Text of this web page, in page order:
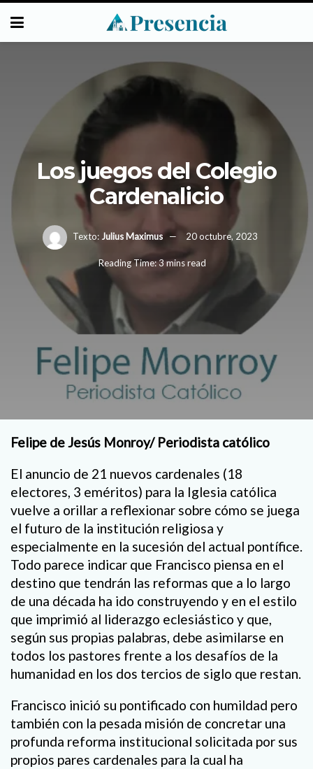
Los juegos del Colegio
Cardenalicio
Texto: Julius Maximus 20 octubre, 2023
Reading Time: 3 mins read
Felipe de Jesús Monroy/ Periodista católico
El anuncio de 21 nuevos cardenales (18
electores, 3 eméritos) para la Iglesia católica
vuelve a orillar a reflexionar sobre cómo se juega
el futuro de la institución religiosa y
especialmente en la sucesión del actual pontífice.
Todo parece indicar que Francisco piensa en el
destino que tendrán las reformas que a lo largo
de una década ha ido construyendo y en el estilo
que imprimió al liderazgo eclesiástico y que,
según sus propias palabras, debe asimilarse en
todos los pastores frente a los desafíos de la
humanidad en los dos tercios de siglo que restan.
Francisco inició su pontificado con humildad pero
también con la pesada misión de concretar una
profunda reforma institucional solicitada por sus
propios pares cardenales para la cual ha